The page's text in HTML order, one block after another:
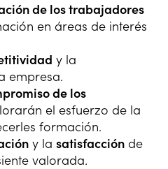
de los trabajadores
en áreas de interés
y la
empresa.
de los
el esfuerzo de la
formación.
y la satisfacción de
valorada.